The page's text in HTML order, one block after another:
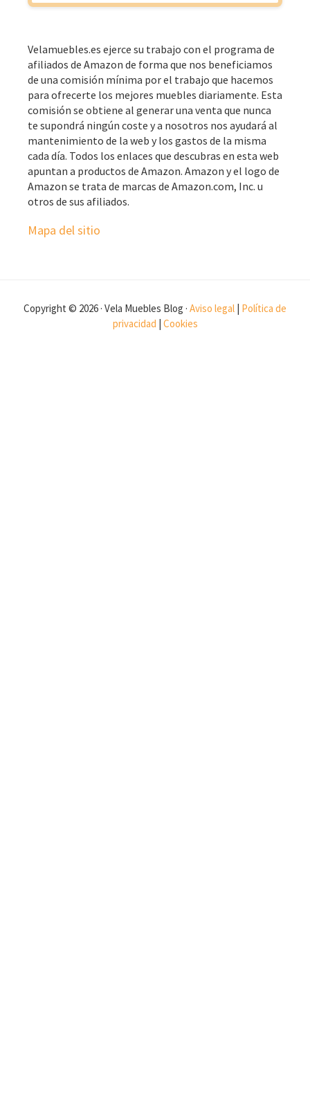
Velamuebles.es ejerce su trabajo con el programa de
afiliados de Amazon de forma que nos beneficiamos
de una comisión mínima por el trabajo que hacemos
para ofrecerte los mejores muebles diariamente. Esta
comisión se obtiene al generar una venta que nunca
te supondrá ningún coste y a nosotros nos ayudará al
mantenimiento de la web y los gastos de la misma
cada día. Todos los enlaces que descubras en esta web
apuntan a productos de Amazon. Amazon y el logo de
Amazon se trata de marcas de Amazon.com, Inc. u
otros de sus afiliados.
Mapa del sitio
Copyright © 2026 · Vela Muebles Blog · Aviso legal | Política de
privacidad | Cookies